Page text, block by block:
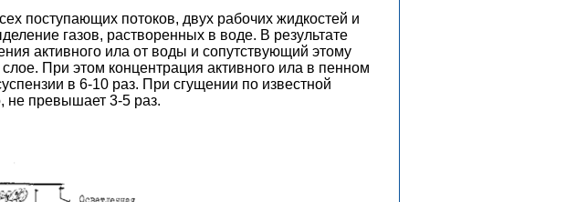
поступающих потоков, двух рабочих жидкостей и
газов, растворенных в воде. В результате
активного ила от воды и сопутствующий этому
При этом концентрация активного ила в пенном
в 6-10 раз. При сгущении по известной
не превышает 3-5 раз.